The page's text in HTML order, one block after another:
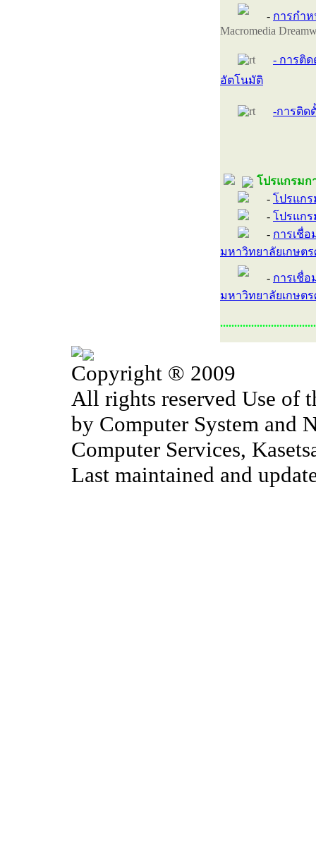
- การกำห
Macromedia
- การติด
อัตโนมัติ
-การติด
โปรแกรมก
- โปรแกร
- โปรแกร
- การเชื่
มหาวิทยาลัยเกษต
- การเชื่
มหาวิทยาลัยเกษต
Copyright ® 2009
All rights reserved Use of
by Computer System and
Computer Services,
Last maintained and